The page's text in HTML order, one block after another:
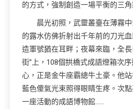
的方式，強制創造一場平衡的三
晨光初照，武靈叢臺在薄霧
的露水仿佛折射出千年前的刀光
造軍號猶在耳畔；夜幕來臨，全
街”上，108個拱橋式成語燈箱次
心，正是金牛座霸總牛土豪。他
藍色傻氣光束照得眼睛生疼。次
一座活動的成語博物館……